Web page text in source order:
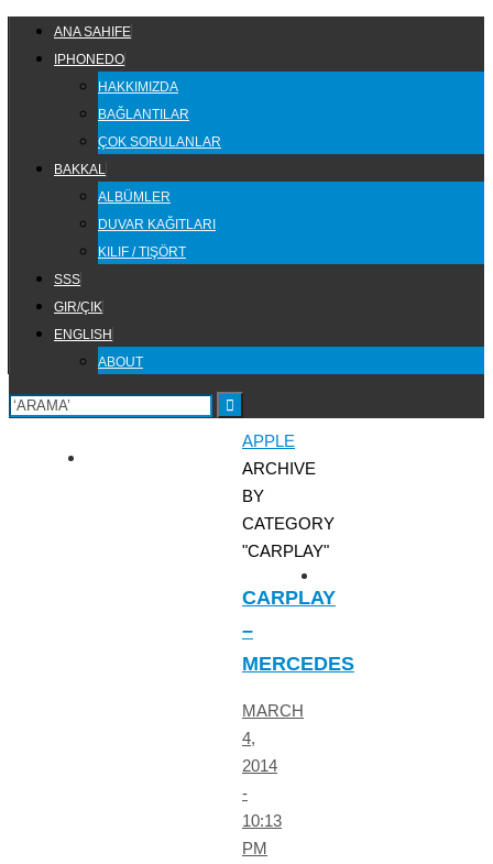
Skip
SKIP
CONTENT
ANA SAHIFE
IPHONEDO
HAKKIMIZDA
BAĞLANTILAR
ÇOK SORULANLAR
BAKKAL
ALBÜMLER
DUVAR KAĞITLARI
KILIF / TIŞÖRT
SSS
GIR/ÇIK
ENGLISH
ABOUT
HOME
APPLE
ARCHIVE
BY
CATEGORY
"CARPLAY"
CARPLAY
–
MERCEDES
MARCH
4,
2014
-
10:13
PM